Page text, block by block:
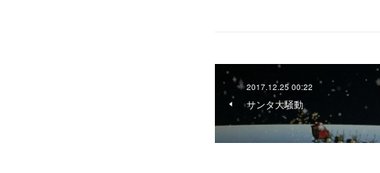
2017.12.25 00:22
サンタ大騒動